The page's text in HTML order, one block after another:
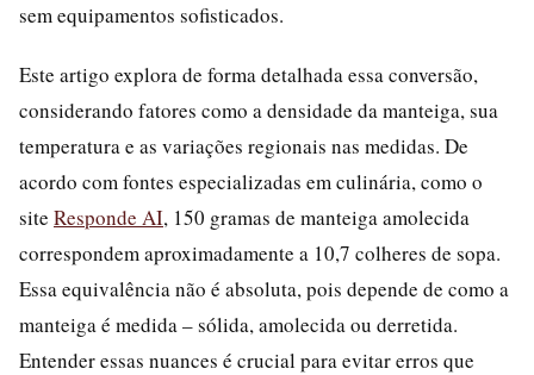
sem equipamentos sofisticados.
Este artigo explora de forma detalhada essa conversão,
considerando fatores como a densidade da manteiga, sua
temperatura e as variações regionais nas medidas. De
acordo com fontes especializadas em culinária, como o
site Responde AI, 150 gramas de manteiga amolecida
correspondem aproximadamente a 10,7 colheres de sopa.
Essa equivalência não é absoluta, pois depende de como a
manteiga é medida – sólida, amolecida ou derretida.
Entender essas nuances é crucial para evitar erros que